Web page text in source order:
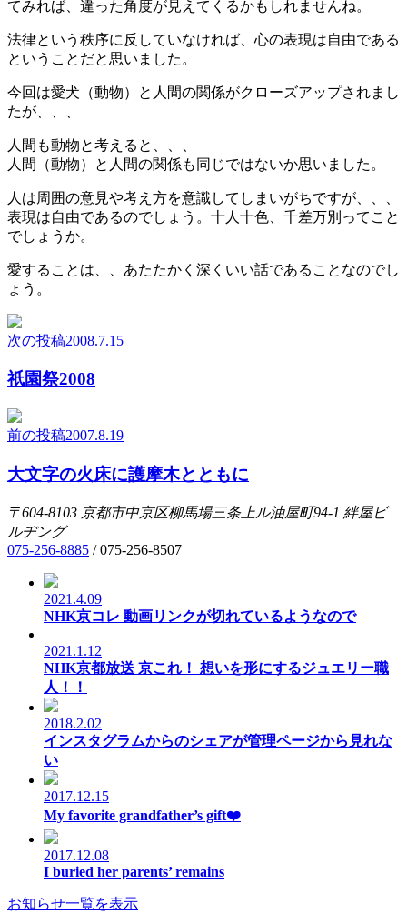
てみれば、違った角度が見えてくるかもしれませんね。
法律という秩序に反していなければ、心の表現は自由である
ということだと思いました。
今回は愛犬（動物）と人間の関係がクローズアップされまし
たが、、、
人間も動物と考えると、、、
人間（動物）と人間の関係も同じではないか思いました。
人は周囲の意見や考え方を意識してしまいがちですが、、、
表現は自由であるのでしょう。十人十色、千差万別ってこと
でしょうか。
愛することは、、あたたかく深くいい話であることなのでし
ょう。
次の投稿2008.7.15
祇園祭2008
前の投稿2007.8.19
大文字の火床に護摩木とともに
〒604-8103 京都市中京区柳馬場三条上ル油屋町94-1 絆屋ビ
ルヂング
075-256-8885 /075-256-8507
2021.4.09
NHK京コレ 動画リンクが切れているようなので
2021.1.12
NHK京都放送 京これ！ 想いを形にするジュエリー職
人！！
2018.2.02
インスタグラムからのシェアが管理ページから見れな
い
2017.12.15
My favorite grandfather’s gift❤️
2017.12.08
I buried her parents’ remains
お知らせ一覧を表示